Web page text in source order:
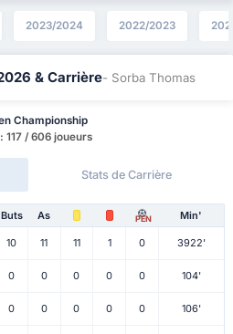
2023/2024 2022/2023
& Carrière- Sorba Thomas
Championship
117 / 606 joueurs
Stats de Carrière
Buts As PEN Min'
10 11 11 1 0 3922'
0 0 0 0 0 104'
0 0 0 0 0 106'